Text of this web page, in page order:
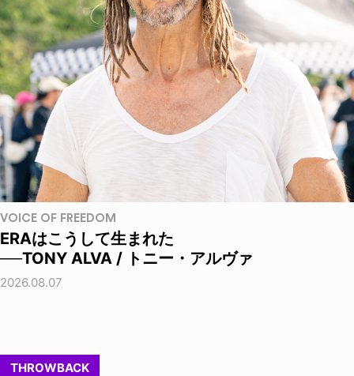
VOICE OF FREEDOM
ERAはこうして生まれた
──TONY ALVA / トニー・アルヴァ
2026.08.07
THROWBACK